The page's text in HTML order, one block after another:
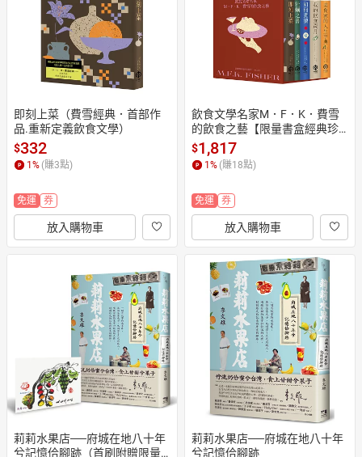
即刻上菜（費雪經典．首部作
品.重新定義飲食文學）
$332
1% (賺3點)
免運 券
放入購物車
飲食文學名家M．F．K．費雪
的飲食之藝【限量書盒經典珍
藏版（
$1,817
1% (賺18點)
免運 券
放入購物車
莉莉水果店──府城在地八十年
兮記憶佮腳跡（首刷附贈限量
莉莉水果店──府城在地八十年
兮記憶佮腳跡